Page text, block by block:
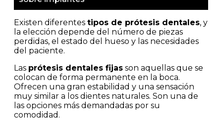
Existen diferentestipos de prótesis dentales, y
la elección depende del número de piezas
perdidas, el estado del hueso y las necesidades
del paciente.
Las prótesis dentales fijas son aquellas que se
colocan de forma permanente en la boca.
Ofrecen una gran estabilidad y una sensación
muy similar a los dientes naturales. Son una de
las opciones más demandadas por su
comodidad.